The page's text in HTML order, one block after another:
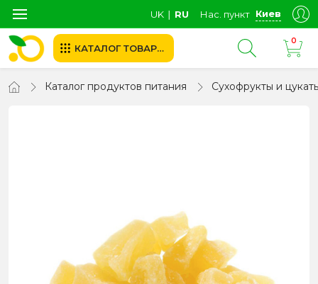
UK ∣ RU Нас. пункт Киев
КАТАЛОГ ТОВАРОВ
0
Каталог продуктов питания Сухофрукты и